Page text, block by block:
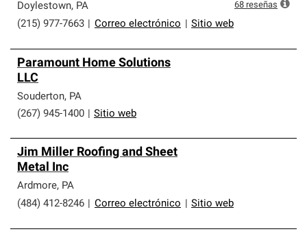
Doylestown, PA
(215) 977-7663
Correo electrónico Sitio web
68 reseñas
Paramount Home Solutions
LLC
Souderton, PA
(267) 945-1400
Sitio web
Jim Miller Roofing and Sheet
Metal Inc
Ardmore, PA
(484) 412-8246
Correo electrónico Sitio web